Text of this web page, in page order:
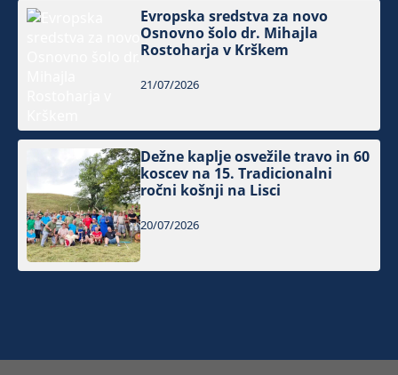
Evropska sredstva za novo
Osnovno šolo dr. Mihajla
Rostoharja v Krškem
21/07/2026
Dežne kaplje osvežile travo in 60
koscev na 15. Tradicionalni
ročni košnji na Lisci
20/07/2026